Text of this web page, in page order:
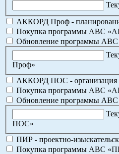
АККОРД Проф -
Покупка программы АВС
Обновление программы
Проф»
АККОРД ПОС - организация
Покупка программы АВС
Обновление программы
ПОС»
ПИР - проектно-
Покупка программы АВС